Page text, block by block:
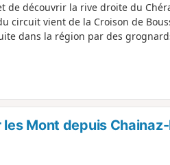
de découvrir la rive droite du
circuit vient de la Croison de
dans la région par des
Mont depuis